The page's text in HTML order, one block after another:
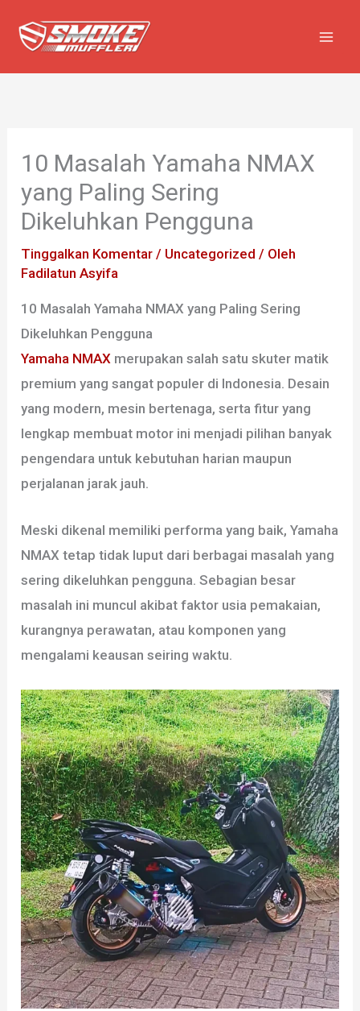
10 Masalah Yamaha NMAX
yang Paling Sering
Dikeluhkan Pengguna
Tinggalkan Komentar / Uncategorized / Oleh
Fadilatun Asyifa
10 Masalah Yamaha NMAX yang Paling Sering
Dikeluhkan Pengguna
Yamaha NMAX merupakan salah satu skuter matik
premium yang sangat populer di Indonesia. Desain
yang modern, mesin bertenaga, serta fitur yang
lengkap membuat motor ini menjadi pilihan banyak
pengendara untuk kebutuhan harian maupun
perjalanan jarak jauh.
Meski dikenal memiliki performa yang baik, Yamaha
NMAX tetap tidak luput dari berbagai masalah yang
sering dikeluhkan pengguna. Sebagian besar
masalah ini muncul akibat faktor usia pemakaian,
kurangnya perawatan, atau komponen yang
mengalami keausan seiring waktu.